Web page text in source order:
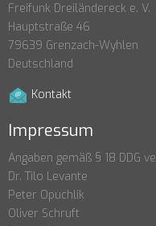
Freifunk Dreiländereck e. V.
Hauptstraße 46
79639 Grenzach-Wyhlen
Deutschland
Kontakt
Impressum
Angaben gemäß § 18 DDG
Dr. Tilo Levante
Peter Opuchlik
Oliver Schruft